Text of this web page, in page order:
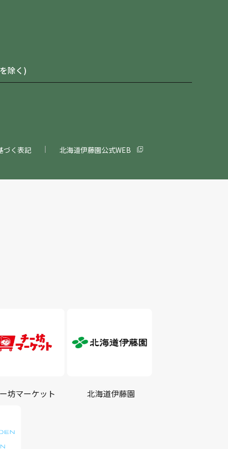
除く)
づく表記 北海道伊藤園公式WEB
坊マーケット 北海道伊藤園